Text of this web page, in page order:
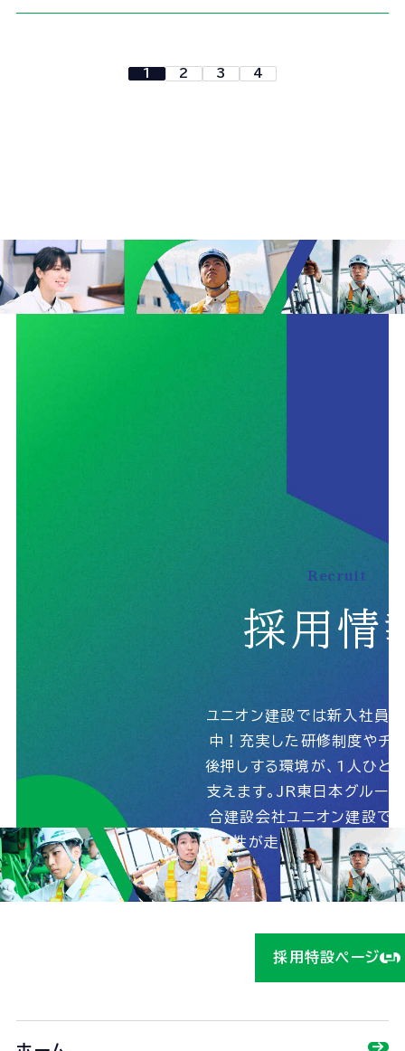
1 2 3 4
Recruit
採用情
ユニオン建設では新入社員
中！充実した研修制度やチ
後押しする環境が、1人ひと
支えます。JR東日本グルー
合建設会社ユニオン建設で
能性が走りだす！詳しくは
ら！
採用特設ページ